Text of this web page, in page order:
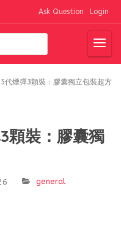
Ask Question Login
5代煙彈3顆裝：膠囊獨立包裝超方
顆裝：膠囊獨
general